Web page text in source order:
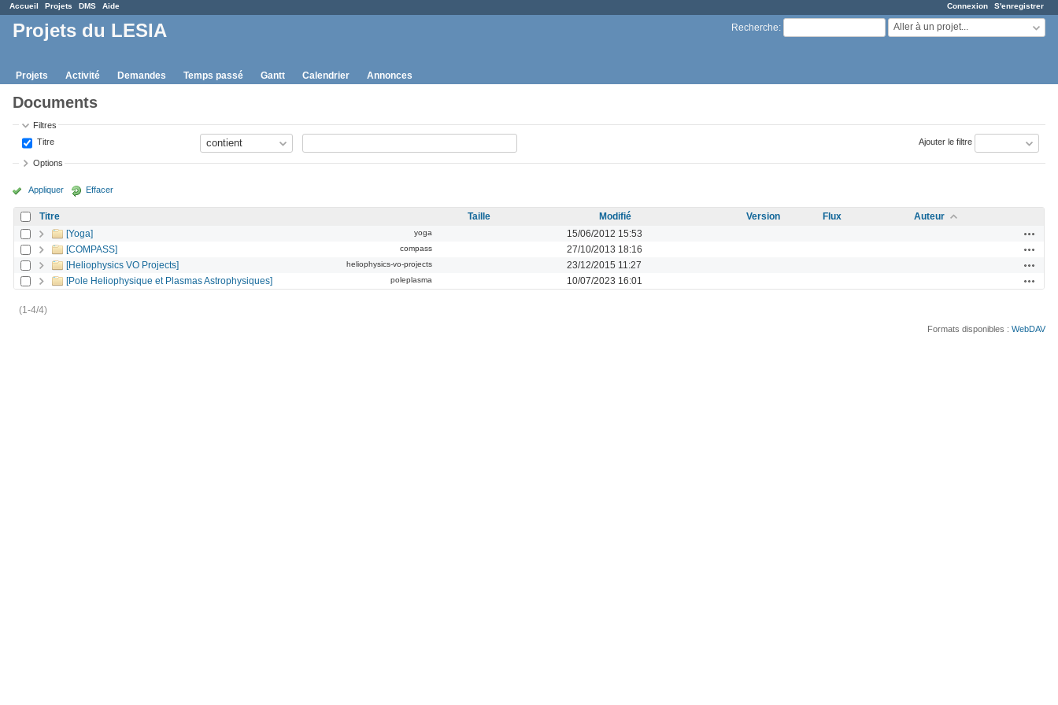
Connexion S'enregistrer
Accueil Projets DMS Aide
Recherche: Aller à un projet...
Projets du LESIA
Projets Activité Demandes Temps passé Gantt Calendrier Annonces
Documents
Filtres
Titre
Ajouter le filtre
Options
Appliquer Effacer
Titre Taille Modifié Version Flux
Auteur
[Yoga]
yoga 15/06/2012 15:53
[COMPASS] compass 27/10/2013 18:16
[Heliophysics VO Projects] heliophysics-vo-projects 23/12/2015 11:27
[Pole Heliophysique et Plasmas Astrophysiques] poleplasma 10/07/2023 16:01
(1-4/4)
Formats disponibles : WebDAV